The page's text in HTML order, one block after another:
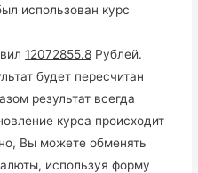
использован курс
12072855.8 Рублей.
будет пересчитан
результат всегда
курса происходит
Вы можете обменять
используя форму